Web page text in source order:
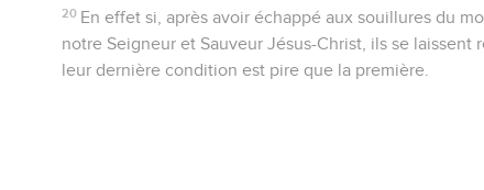
20 En effet si, après avoir échappé aux souillures du
notre Seigneur et Sauveur Jésus-Christ, ils se laissent
leur dernière condition est pire que la première.